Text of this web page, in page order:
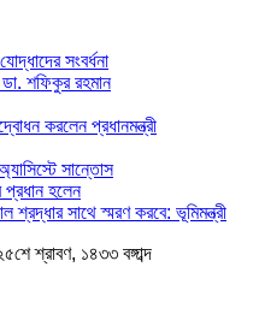
সংবর্ধনা
শফিকুর রহমান
করলেন প্রধানমন্ত্রী
অ্যাসিস্টে সান্তোস
প্রধান হলেন
শ্রদ্ধার সাথে স্মরণ করবে: ভূমিমন্ত্রী
শ্রাবণ, ১৪৩৩ বঙ্গাব্দ